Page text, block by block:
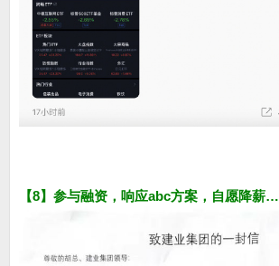
【8】参与融资，响应abc方案，自愿降薪…